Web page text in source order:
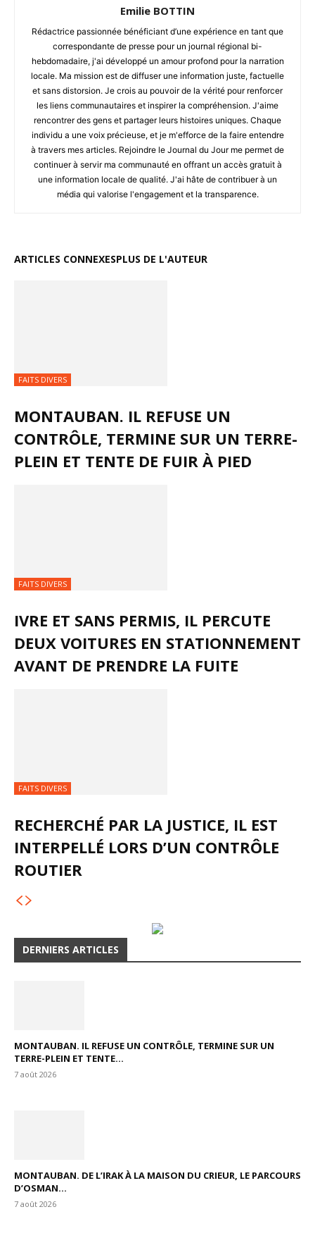
Emilie BOTTIN
Rédactrice passionnée bénéficiant d’une expérience en tant que
correspondante de presse pour un journal régional bi-
hebdomadaire, j'ai développé un amour profond pour la narration
locale. Ma mission est de diffuser une information juste, factuelle
et sans distorsion. Je crois au pouvoir de la vérité pour renforcer
les liens communautaires et inspirer la compréhension. J'aime
rencontrer des gens et partager leurs histoires uniques. Chaque
individu a une voix précieuse, et je m'efforce de la faire entendre
à travers mes articles. Rejoindre le Journal du Jour me permet de
continuer à servir ma communauté en offrant un accès gratuit à
une information locale de qualité. J'ai hâte de contribuer à un
média qui valorise l'engagement et la transparence.
ARTICLES CONNEXESPLUS DE L'AUTEUR
FAITS DIVERS
MONTAUBAN. IL REFUSE UN
CONTRÔLE, TERMINE SUR UN TERRE-
PLEIN ET TENTE DE FUIR À PIED
FAITS DIVERS
IVRE ET SANS PERMIS, IL PERCUTE
DEUX VOITURES EN STATIONNEMENT
AVANT DE PRENDRE LA FUITE
FAITS DIVERS
RECHERCHÉ PAR LA JUSTICE, IL EST
INTERPELLÉ LORS D’UN CONTRÔLE
ROUTIER
DERNIERS ARTICLES
MONTAUBAN. IL REFUSE UN CONTRÔLE, TERMINE SUR UN
TERRE-PLEIN ET TENTE...
7 août 2026
MONTAUBAN. DE L’IRAK À LA MAISON DU CRIEUR, LE PARCOURS
D’OSMAN...
7 août 2026